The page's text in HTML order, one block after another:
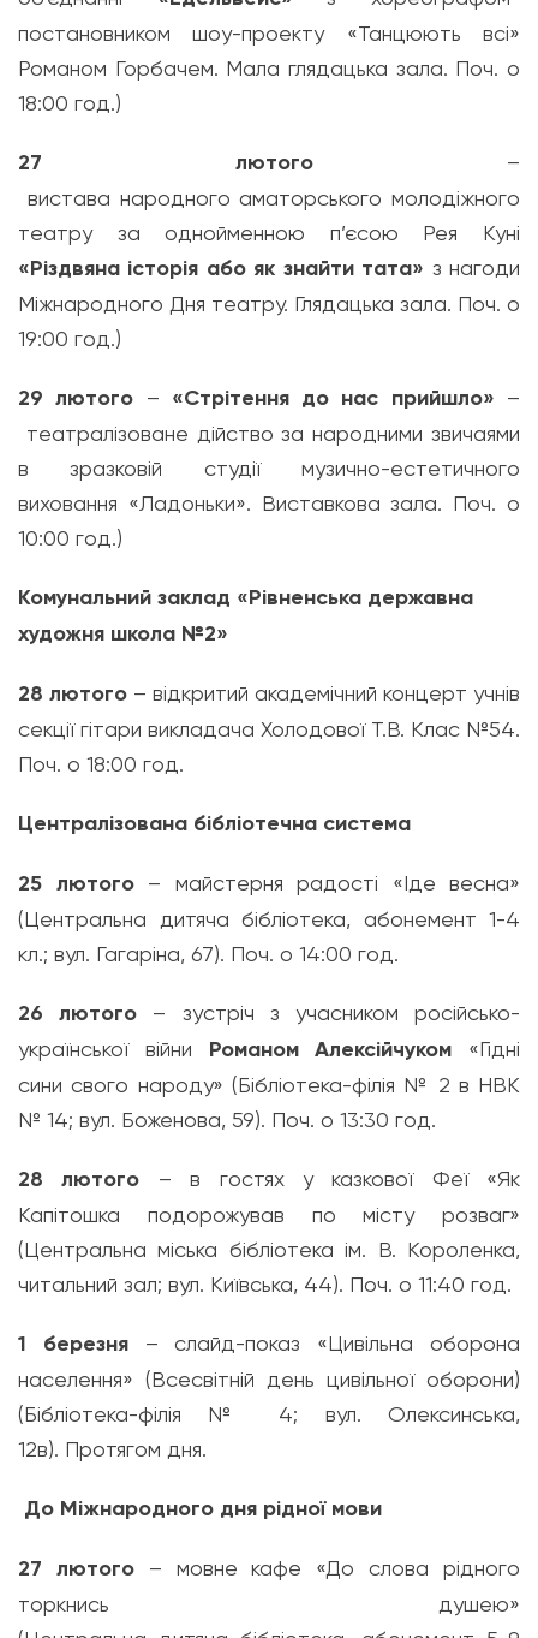
постановником шоу-проекту «Танцюють всі»
Романом Горбачем. Мала глядацька зала. Поч. о
18:00 год.)
27 лютого –
вистава народногоаматорського молодіжного
театру за однойменною п’єсою Рея Куні
«Різдвяна історія або як знайти тата» з нагоди
Міжнародного Дня театру. Глядацька зала. Поч. о
19:00 год.)
29 лютого – «Стрітеннядо нас прийшло» –
театралізоване дійство за народними звичаями
взразковій студіїмузично-естетичного
виховання «Ладоньки». Виставкова зала. Поч. о
10:00 год.)
Комунальний заклад «Рівненська державна
художня школа №2»
28 лютого – відкритий академічний концерт учнів
секції гітари викладача ХолодовоїТ.В. Клас №54.
Поч. о 18:00 год.
Централізована бібліотечна система
25 лютого– майстерня радості «Іде весна»
(Центральна дитяча бібліотека, абонемент 1-4
кл.; вул. Гагаріна, 67). Поч. о 14:00 год.
26 лютого – зустріч з учасником російсько-
української війни Романом Алексійчуком «Гідні
сини свого народу» (Бібліотека-філія № 2 в НВК
№ 14; вул. Боженова, 59). Поч. о 13:30 год.
28 лютого – в гостях у казкової Феї «Як
Капітошка подорожував по місту розваг»
(Центральна міська бібліотека ім. В. Короленка,
читальний зал; вул. Київська, 44). Поч. о 11:40 год.
1 березня– слайд-показ «Цивільна оборона
населення» (Всесвітній день цивільної оборони)
(Бібліотека-філія № 4; вул. Олексинська,
12в). Протягом дня.
До Міжнародного дня рідної мови
27 лютого– мовне кафе «До слова рідного
торкнись душею»